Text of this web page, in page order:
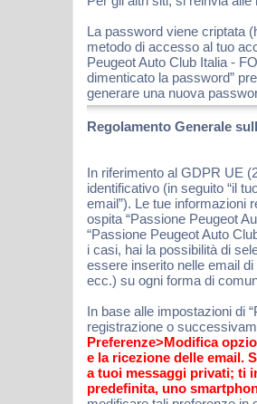
La password viene criptata
metodo di accesso al tuo
Peugeot Auto Club Italia -
dimenticato la password”
generare una nuova
Regolamento Generale
In riferimento al GDPR UE
identificativo (in seguito “il
email”). Le tue informazioni
ospita “Passione Peugeot
“Passione Peugeot Auto
i casi, hai la possibilità di
essere inserito nelle email
ecc.) su ogni forma di
In base alle impostazioni di
registrazione o
Preferenze>Modifica
e la ricezione delle email.
a tuoi messaggi privati; ti
predefinita, uno